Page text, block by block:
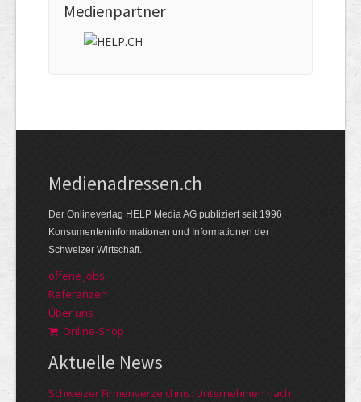
Medienpartner
Medienadressen.ch
Der Onlineverlag HELP Media AG publiziert seit 1996
Konsumenteninformationen und Informationen der
Schweizer Wirtschaft.
offene Jobs
Referenzen
Über uns
Online-Shop
Aktuelle News
Schweizer Firmenverzeichnis: Unternehmen nach